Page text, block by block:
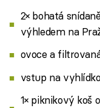
2× bohatá
výhledem na
ovoce a
vstup na
1× piknikový koš